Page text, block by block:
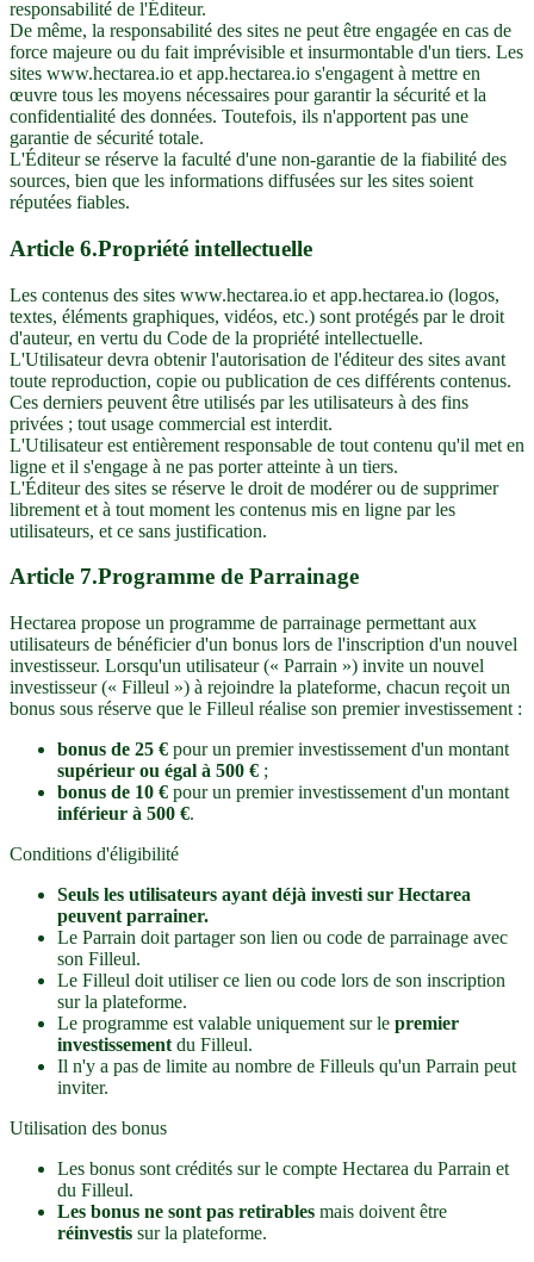
responsabilité de l'Éditeur.
De même, la responsabilité des sites ne peut être engagée en cas de
force majeure ou du fait imprévisible et insurmontable d'un tiers. Les
sites www.hectarea.io et app.hectarea.io s'engagent à mettre en
œuvre tous les moyens nécessaires pour garantir la sécurité et la
confidentialité des données. Toutefois, ils n'apportent pas une
garantie de sécurité totale.
L'Éditeur se réserve la faculté d'une non-garantie de la fiabilité des
sources, bien que les informations diffusées sur les sites soient
réputées fiables.
Article 6.Propriété intellectuelle
Les contenus des sites www.hectarea.io et app.hectarea.io (logos,
textes, éléments graphiques, vidéos, etc.) sont protégés par le droit
d'auteur, en vertu du Code de la propriété intellectuelle.
L'Utilisateur devra obtenir l'autorisation de l'éditeur des sites avant
toute reproduction, copie ou publication de ces différents contenus.
Ces derniers peuvent être utilisés par les utilisateurs à des fins
privées ; tout usage commercial est interdit.
L'Utilisateur est entièrement responsable de tout contenu qu'il met en
ligne et il s'engage à ne pas porter atteinte à un tiers.
L'Éditeur des sites se réserve le droit de modérer ou de supprimer
librement et à tout moment les contenus mis en ligne par les
utilisateurs, et ce sans justification.
Article 7.Programme de Parrainage
Hectarea propose un programme de parrainage permettant aux
utilisateurs de bénéficier d'un bonus lors de l'inscription d'un nouvel
investisseur. Lorsqu'un utilisateur (« Parrain ») invite un nouvel
investisseur (« Filleul ») à rejoindre la plateforme, chacun reçoit un
bonus sous réserve que le Filleul réalise son premier investissement :
bonus de 25 € pour un premier investissement d'un montant
supérieur ou égal à 500 € ;
bonus de 10 € pour un premier investissement d'un montant
inférieur à 500 €.
Conditions d'éligibilité
Seuls les utilisateurs ayant déjà investi sur Hectarea
peuvent parrainer.
Le Parrain doit partager son lien ou code de parrainage avec
son Filleul.
Le Filleul doit utiliser ce lien ou code lors de son inscription
sur la plateforme.
Le programme est valable uniquement sur le premier
investissement du Filleul.
Il n'y a pas de limite au nombre de Filleuls qu'un Parrain peut
inviter.
Utilisation des bonus
Les bonus sont crédités sur le compte Hectarea du Parrain et
du Filleul.
Les bonus ne sont pas retirables mais doivent être
réinvestis sur la plateforme.